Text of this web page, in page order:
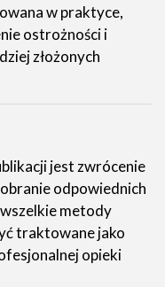
w praktyce,
ostrożności i
złożonych
jest zwrócenie
odpowiednich
metody
traktowane jako
opieki